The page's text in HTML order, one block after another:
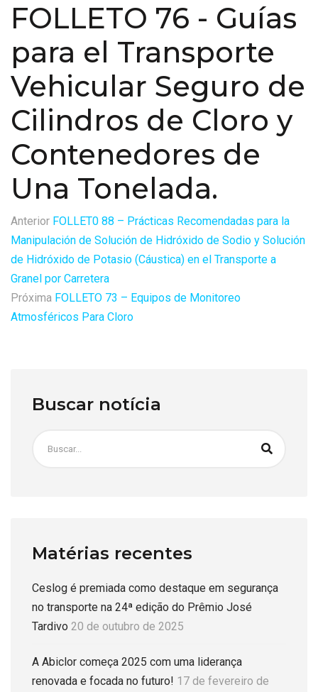
FOLLETO 76 - Guías
para el Transporte
Vehicular Seguro de
Cilindros de Cloro y
Contenedores de
Una Tonelada.
Anterior FOLLET0 88 – Prácticas Recomendadas para la
Manipulación de Solución de Hidróxido de Sodio y Solución
de Hidróxido de Potasio (Cáustica) en el Transporte a
Granel por Carretera
Próxima FOLLETO 73 – Equipos de Monitoreo
Atmosféricos Para Cloro
Buscar notícia
Matérias recentes
Ceslog é premiada como destaque em segurança
no transporte na 24ª edição do Prêmio José
Tardivo 20 de outubro de 2025
A Abiclor começa 2025 com uma liderança
renovada e focada no futuro! 17 de fevereiro de